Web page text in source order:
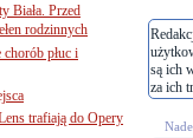
są ich
za ich
Biała. Przed
rodzinnych
płuc i
trafiają do Opery